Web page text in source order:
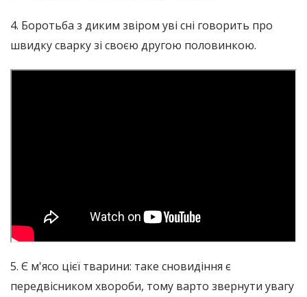
4. Боротьба з диким звіром уві сні говорить про
швидку сварку зі своєю другою половинкою.
5. Є м'ясо цієї тварини: таке сновидіння є
передвісником хвороби, тому варто звернути увагу